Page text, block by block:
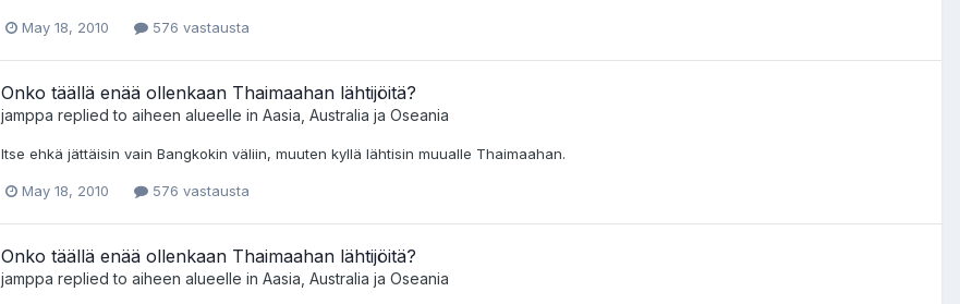
May 18, 2010 576 vastausta
Onko täällä enää ollenkaan Thaimaahan lähtijöitä?
jamppa replied to aiheen alueelle in Aasia, Australia ja Oseania
Itse ehkä jättäisin vain Bangkokin väliin, muuten kyllä lähtisin muualle Thaimaahan.
May 18, 2010 576 vastausta
Onko täällä enää ollenkaan Thaimaahan lähtijöitä?
jamppa replied to aiheen alueelle in Aasia, Australia ja Oseania